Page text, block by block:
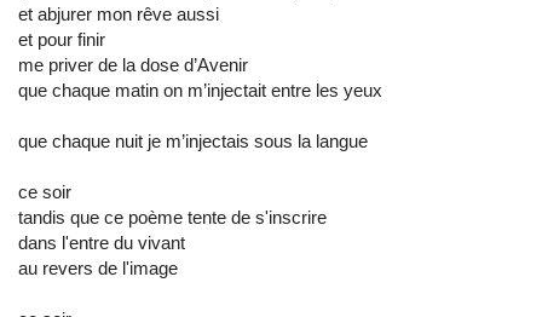
et abjurer mon rêve aussi
et pour finir
me priver de la dose d’Avenir
que chaque matin on m’injectait entre les yeux
que chaque nuit je m’injectais sous la langue
ce soir
tandis que ce poème tente de s'inscrire
dans l'entre du vivant
au revers de l'image